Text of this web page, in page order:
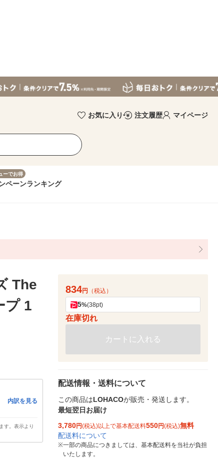
お気に入り 注文履歴 マイページ
ーでお得
ペーンランキング
The
プ 1
内訳を見る
す。表示より
834円 （税込）
5%(38pt)
在庫切れ
カートに入れる
配送情報・送料について
この商品はLOHACOが販売・発送します。
最短翌日お届け
3,780円(税込)以上で基本配送料550円(税込)無料
配送料について
※一部の商品につきましては、基本配送料を当社が負担
いたします。